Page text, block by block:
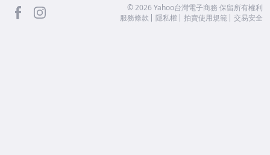
facebook ©2026 Yahoo台灣電子商務 保留所有權利
服務條款
隱私權 拍賣使用規範 交易安全